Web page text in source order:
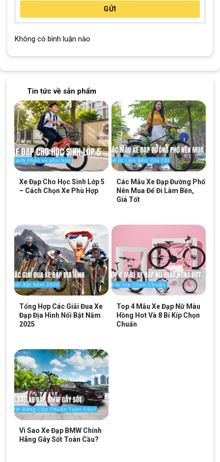
Cọ vệ sinh xích xe đạp có thiết kế nhỏ gọn, dễ dàng cầm nắm
Tay cầm chắc chắn, dễ sử dụng
Việc sử dụng cọ vệ sinh xích xe đạp rất đơn giản.
Phần tay cầm được làm từ nhựa cứng cáp, cho cảm giác
Nên sử dụng cùng với dung dịch vệ sinh chuyên dụng để
đạt hiệu quả tốt nhất. Quá trình này chỉ mất vài phút nhưng
mang lại hiệu quả đáng kể, giúp xích xe sạch sẽ và sáng
bóng.
Sau khi sử dụng, bạn chỉ cần rửa lại với nước sạch hoặc
dung dịch tẩy dầu là có thể tiếp tục sử dụng cho lần sau
Hướng Dẫn Sử Dụng Cọ Vệ Sinh Xích Xe Đạp
Chỉ cần vài bước đơn giản, bạn đã có thể tự vệ sinh xích tại nhà,
Bước 1: Chuẩn bị dụng cụ
Trước tiên, bạn cần chuẩn bị các dụng cụ sau:
Cọ vệ sinh xích và dung dịch vệ sinh.
Khăn sạch hoặc giấy khô
Dầu bôi trơn xích
Sau đó đặt xe đạp lên giá đỡ để dễ thao tác.
Bước 2: Vệ sinh với dung dịch tẩy dầu
GỬI
Không có bình luận nào
Tin tức về sản phẩm
Xe Đạp Cho Học Sinh Lớp 5
– Cách Chọn Xe Phù Hợp
Các Mẫu Xe Đạp Đường Phố
Nên Mua Để Đi Làm Bền,
Giá Tốt
Tổng Hợp Các Giải Đua Xe
Đạp Địa Hình Nổi Bật Năm
2025
Top 4 Mẫu Xe Đạp Nữ Màu
Hồng Hot Và 8 Bí Kíp Chọn
Chuẩn
Vì Sao Xe Đạp BMW Chính
Hãng Gây Sốt Toàn Cầu?